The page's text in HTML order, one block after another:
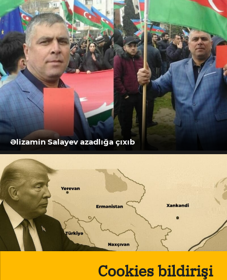
Cookies bildirişi
Əlizamin Salayev azadlığa çıxıb